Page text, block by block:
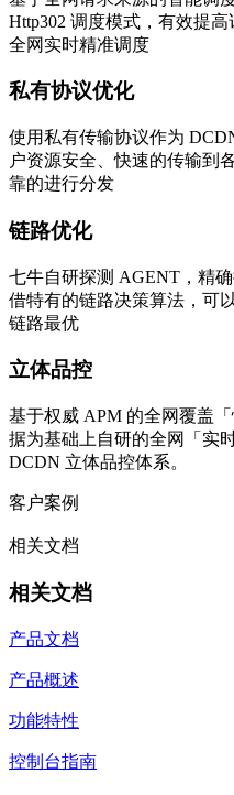
Http302 调度模式，有效提
全网实时精准调度
私有协议优化
使用私有传输协议作为
户资源安全、快速的传输到
靠的进行分发
链路优化
七牛自研探测 AGENT，精
借特有的链路决策算法，可
链路最优
立体品控
基于权威 APM 的全网覆盖
据为基础上自研的全网「实
DCDN 立体品控体系。
客户案例
相关文档
相关文档
产品文档
产品概述
功能特性
控制台指南